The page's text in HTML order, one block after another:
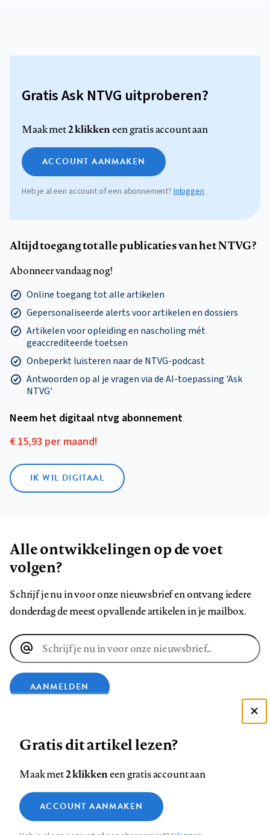
Gratis Ask NTVG uitproberen?
Maak met2 klikkeneen gratis account aan
ACCOUNT AANMAKEN
Heb je al een account of een abonnement?Inloggen
Altijd toegang tot alle publicaties van het NTVG?
Abonneer vandaag nog!
Online toegang tot alle artikelen
Gepersonaliseerde alerts voor artikelen en dossiers
Artikelen voor opleiding en nascholing mét
geaccrediteerde toetsen
Onbeperkt luisteren naar de NTVG-podcast
Antwoorden op al je vragen via de AI-toepassing 'Ask
NTVG'
Neem het digitaal ntvg abonnement
€ 15,93 per maand!
IK WIL DIGITAAL
Alle ontwikkelingen op de voet
volgen?
Schrijf je nu in voor onze nieuwsbrief en ontvang iedere
donderdag de meest opvallende artikelen in je mailbox.
E-
mailadres
AANMELDEN
op
Facebook
op
LinkedIn
op
Bluesky
ons
op
InstagramYouTube
Footer
Contact Colofon Disclaimer Privacy
Medische vragen verdienen
betrouwbare antwoorden
Zie onze cookie policy
Analytische cookies
Gratis dit artikel lezen?
Maak met2 klikkeneen gratis account aan
ACCOUNT AANMAKEN